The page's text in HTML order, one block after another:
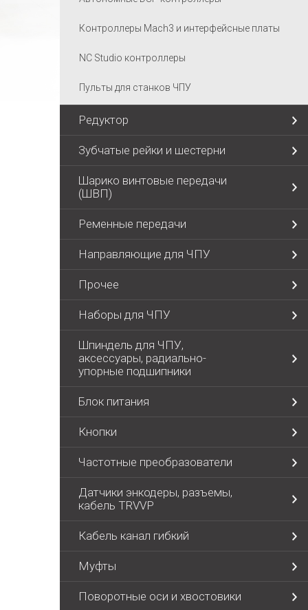
Контроллеры Mach3 и интерфейсные платы
NC Studio контроллеры
Пульты для станков ЧПУ
Редуктор
Зубчатые рейки и шестерни
Шарико винтовые передачи
(ШВП)
Ременные передачи
Направляющие для ЧПУ
Прочее
Наборы для ЧПУ
Шпиндель для ЧПУ,
аксессуары, радиально-
упорные подшипники
Блок питания
Кнопки
Частотные преобразователи
Датчики энкодеры, разъемы,
кабель TRVVP
Кабель канал гибкий
Муфты
Поворотные оси и хвостовики